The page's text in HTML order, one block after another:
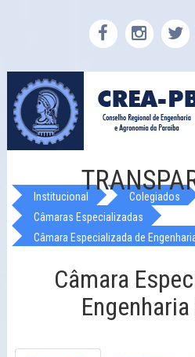
Institucional
Colegiados
Câmaras Especializadas
Câmara Especializada de
Câmara